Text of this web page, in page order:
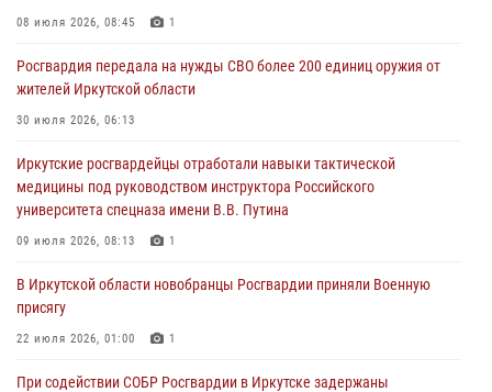
При силовой поддержке СОБР Росгвардии в Иркутской области
30 июля 2026, 04:19
В честь 10-летия Росгвардии сотрудники вневедомственной охраны
в ведомстве
29 июля 2026, 03:44 2
08 июля 2026, 08:45 1
Росгвардия передала на нужды СВО более 200 единиц оружия от
жителей Иркутской области
30 июля 2026, 06:13
Иркутские росгвардейцы отработали навыки тактической
медицины под руководством инструктора Российского
университета спецназа имени В.В. Путина
09 июля 2026, 08:13 1
В Иркутской области новобранцы Росгвардии приняли Военную
присягу
22 июля 2026, 01:00 1
При содействии СОБР Росгвардии в Иркутске задержаны